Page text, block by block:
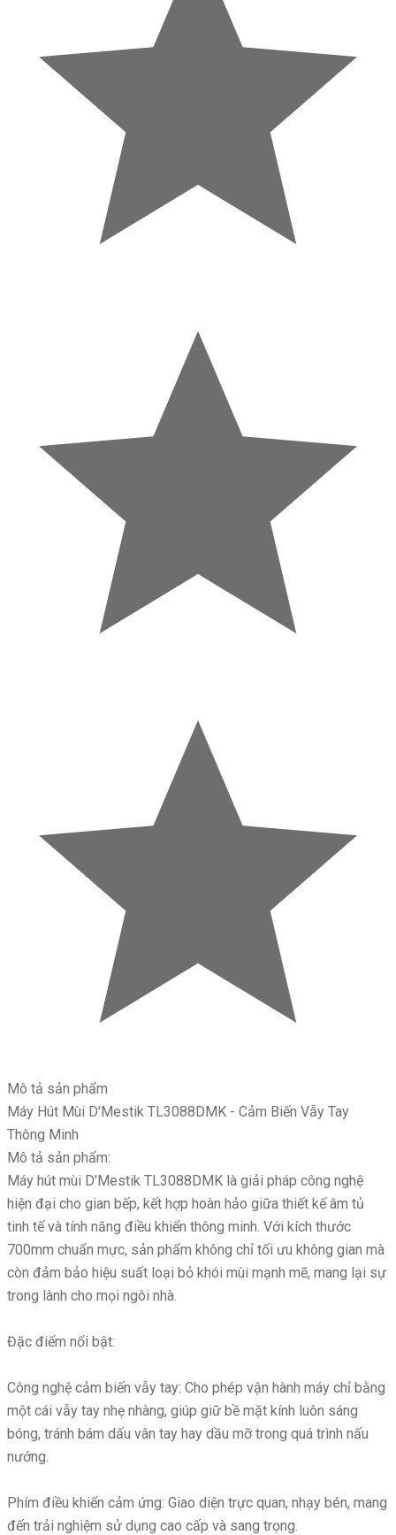
Mô tả sản phẩm
Máy Hút Mùi D'Mestik TL3088DMK - Cảm Biến Vẫy Tay
Thông Minh
Mô tả sản phẩm:
Máy hút mùi D'Mestik TL3088DMK là giải pháp công nghệ
hiện đại cho gian bếp, kết hợp hoàn hảo giữa thiết kế âm tủ
tinh tế và tính năng điều khiển thông minh. Với kích thước
700mm chuẩn mực, sản phẩm không chỉ tối ưu không gian mà
còn đảm bảo hiệu suất loại bỏ khói mùi mạnh mẽ, mang lại sự
trong lành cho mọi ngôi nhà.
Đặc điểm nổi bật:
Công nghệ cảm biến vẫy tay: Cho phép vận hành máy chỉ bằng
một cái vẫy tay nhẹ nhàng, giúp giữ bề mặt kính luôn sáng
bóng, tránh bám dấu vân tay hay dầu mỡ trong quá trình nấu
nướng.
Phím điều khiển cảm ứng: Giao diện trực quan, nhạy bén, mang
đến trải nghiệm sử dụng cao cấp và sang trọng.